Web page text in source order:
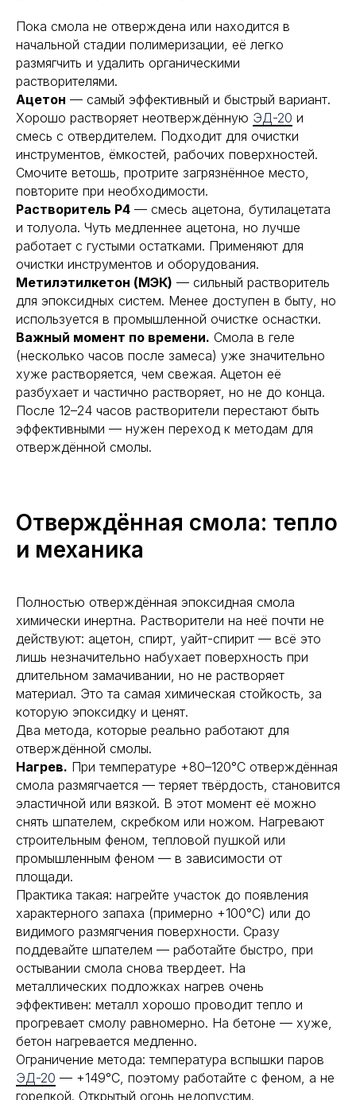
Пока смола не отверждена или находится в
начальной стадии полимеризации, её легко
размягчить и удалить органическими
растворителями.
Ацетон — самый эффективный и быстрый вариант.
Хорошо растворяет неотверждённую ЭД-20 и
смесь с отвердителем. Подходит для очистки
инструментов, ёмкостей, рабочих поверхностей.
Смочите ветошь, протрите загрязнённое место,
повторите при необходимости.
Растворитель Р4 — смесь ацетона, бутилацетата
и толуола. Чуть медленнее ацетона, но лучше
работает с густыми остатками. Применяют для
очистки инструментов и оборудования.
Метилэтилкетон (МЭК) — сильный растворитель
для эпоксидных систем. Менее доступен в быту, но
используется в промышленной очистке оснастки.
Важный момент по времени. Смола в геле
(несколько часов после замеса) уже значительно
хуже растворяется, чем свежая. Ацетон её
разбухает и частично растворяет, но не до конца.
После 12–24 часов растворители перестают быть
эффективными — нужен переход к методам для
отверждённой смолы.
Отверждённая смола: тепло
и механика
Полностью отверждённая эпоксидная смола
химически инертна. Растворители на неё почти не
действуют: ацетон, спирт, уайт-спирит — всё это
лишь незначительно набухает поверхность при
длительном замачивании, но не растворяет
материал. Это та самая химическая стойкость, за
которую эпоксидку и ценят.
Два метода, которые реально работают для
отверждённой смолы.
Нагрев. При температуре +80–120°С отверждённая
смола размягчается — теряет твёрдость, становится
эластичной или вязкой. В этот момент её можно
снять шпателем, скребком или ножом. Нагревают
строительным феном, тепловой пушкой или
промышленным феном — в зависимости от
площади.
Практика такая: нагрейте участок до появления
характерного запаха (примерно +100°С) или до
видимого размягчения поверхности. Сразу
поддевайте шпателем — работайте быстро, при
остывании смола снова твердеет. На
металлических подложках нагрев очень
эффективен: металл хорошо проводит тепло и
прогревает смолу равномерно. На бетоне — хуже,
бетон нагревается медленно.
Ограничение метода: температура вспышки паров
ЭД-20 — +149°С, поэтому работайте с феном, а не
горелкой. Открытый огонь недопустим.